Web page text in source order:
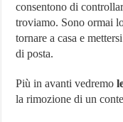
consentono di
troviamo. Sono ormai
tornare a casa e
di posta.
Più in avanti vedremo
la rimozione di un